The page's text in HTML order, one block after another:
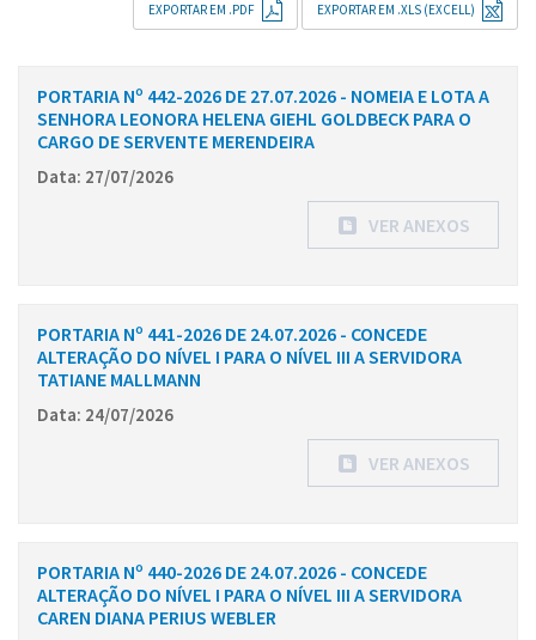
EXPORTAR EM .XLS (EXCELL)
EXPORTAR EM .PDF
PORTARIA Nº 442-2026 DE 27.07.2026 - NOMEIA E LOTA A
SENHORA LEONORA HELENA GIEHL GOLDBECK PARA O
CARGO DE SERVENTE MERENDEIRA
Data: 27/07/2026
VER ANEXOS
PORTARIA Nº 441-2026 DE 24.07.2026 - CONCEDE
ALTERAÇÃO DO NÍVEL I PARA O NÍVEL III A SERVIDORA
TATIANE MALLMANN
Data: 24/07/2026
VER ANEXOS
PORTARIA Nº 440-2026 DE 24.07.2026 - CONCEDE
ALTERAÇÃO DO NÍVEL I PARA O NÍVEL III A SERVIDORA
CAREN DIANA PERIUS WEBLER